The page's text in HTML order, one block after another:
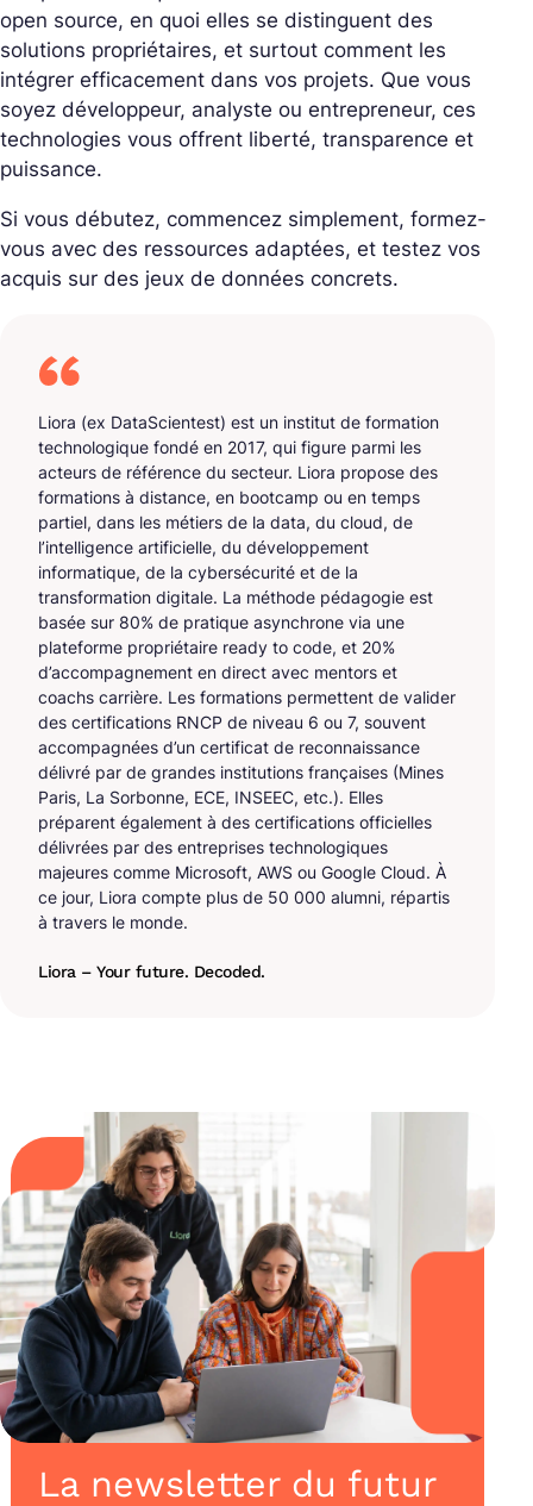
open source, en quoi elles se distinguent des
solutions propriétaires, et surtout comment les
intégrer efficacement dans vos projets. Que vous
soyez développeur, analyste ou entrepreneur, ces
technologies vous offrent liberté, transparence et
puissance.
Si vous débutez, commencez simplement, formez-
vous avec des ressources adaptées, et testez vos
acquis sur des jeux de données concrets.
Liora (ex DataScientest) est un institut de formation
technologique fondé en 2017, qui figure parmi les
acteurs de référence du secteur. Liora propose des
formations à distance, en bootcamp ou en temps
partiel, dans les métiers de la data, du cloud, de
l’intelligence artificielle, du développement
informatique, de la cybersécurité et de la
transformation digitale. La méthode pédagogie est
basée sur 80% de pratique asynchrone via une
plateforme propriétaire ready to code, et 20%
d’accompagnement en direct avec mentors et
coachs carrière. Les formations permettent de valider
des certifications RNCP de niveau 6 ou 7, souvent
accompagnées d’un certificat de reconnaissance
délivré par de grandes institutions françaises (Mines
Paris, La Sorbonne, ECE, INSEEC, etc.). Elles
préparent également à des certifications officielles
délivrées par des entreprises technologiques
majeures comme Microsoft, AWS ou Google Cloud. À
ce jour, Liora compte plus de 50 000 alumni, répartis
à travers le monde.
Liora – Your future. Decoded.
La newsletter du futur